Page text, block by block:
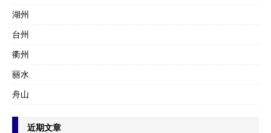
湖州
台州
衢州
丽水
舟山
近期文章